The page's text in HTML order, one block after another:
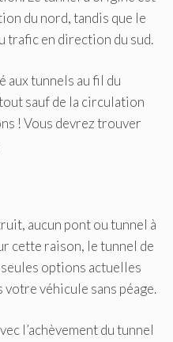
du nord, tandis que le
trafic en direction du sud.
aux tunnels au fil du
sauf de la circulation
! Vous devrez trouver
aucun pont ou tunnel à
cette raison, le tunnel de
options actuelles
véhicule sans péage.
l’achèvement du tunnel